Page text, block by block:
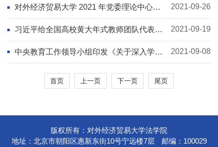
对外经济贸易大学 2021 年党委理论中心
组、师生政治理论学习第14期
2021-09-26
习近平给全国高校黄大年式教师团队代表回
信精神学习材料
2021-09-19
中央教育工作领导小组印发《关于深入学习
宣传贯彻党的教育方针的通知》
2021-09-08
首页 上一页 下一页 尾页
版权所有：对外经济贸易大学法学院
地址：北京市朝阳区惠新东街10号宁远楼7层
邮编：100029